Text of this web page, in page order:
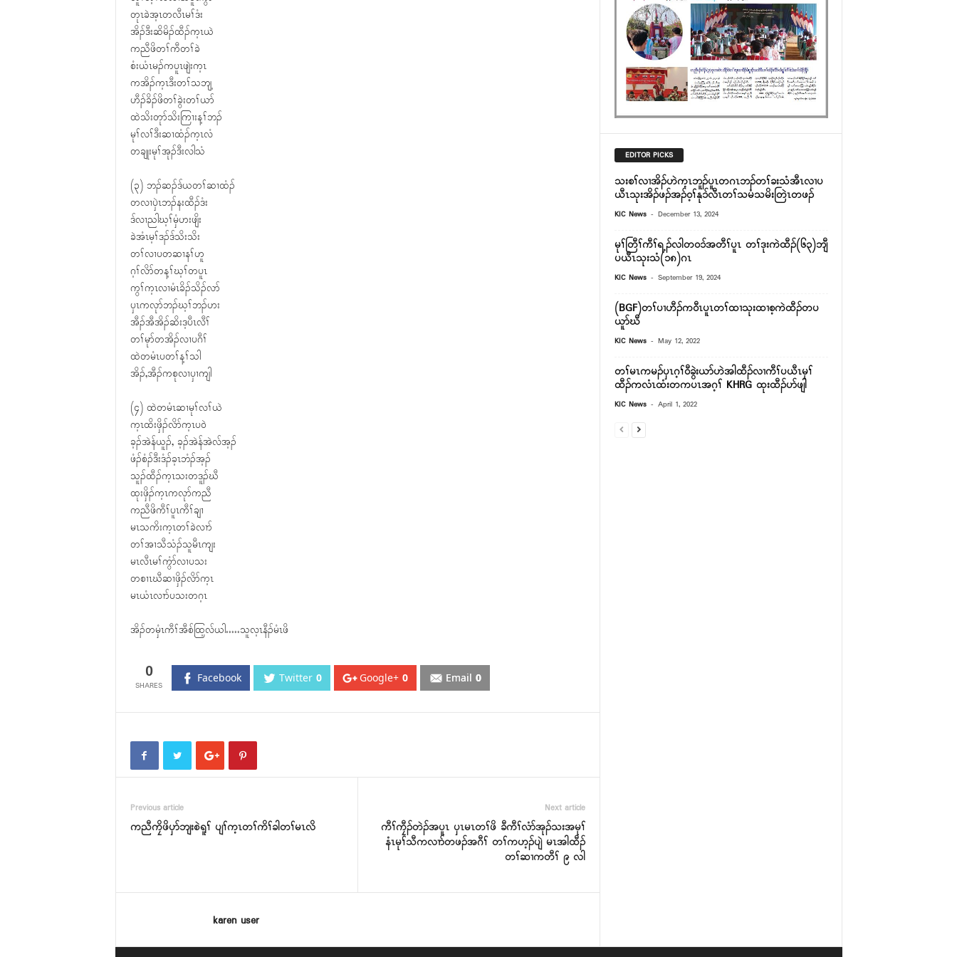
တုၤခဲအ့ၤတလီၤမၢ်ဒံး
အိၣ်ဒီးဆိမိၣ်ထီၣ်က့ၤယဲ
ကညီဖိတၢ်ကီတၢ်ခဲ
စံးယံၤမၣ်ကပူၤဖျဲးက့ၤ
ကအိၣ်က့ၤဒီးတၢ်သဘျ့
ဟီၣ်ခိၣ်ဖိတၢ်ခွဲးတၢ်ယာ်
ထဲသိးတုာ်သိးကြၢးန့ၢ်ဘၣ်
မုၢ်လၢ်ဒီးဆၢထံၣ်က့ၤလံ
တချုးမုၢ်အုၣ်ဒီးလါသံ
(၃) ဘၣ်ဆၣ်ဒ်ယတၢ်ဆၢထံၣ်
တလၢၦဲၤဘၣ်နးထီၣ်ဒံး
ဒ်လၢညါဃ့ၢ်မှံဟးဖျိး
ခဲအံၤမ့ၢ်ဒၣ်ဒ်သိးသိး
တၢ်လၢပတဆၢနၢ်ဟူ
ဂ့ၢ်လိာ်တန့ၢ်ဃ့ၢ်တပူၤ
ကွၢ်က့ၤလၢမံၤခိၣ်သိၣ်လာ်
ၦၤကလုာ်ဘၣ်ဃ့ၢ်ဘၣ်ဟး
အီၣ်အီအိၣ်ဆိးဒ့ပီၤလီၢ်
တၢ်မုာ်တအိၣ်လၢပဂီၢ်
ထဲတမံၤပတၢ်န့ၢ်သါ
အိၣ်,အီၣ်ကစုလၢၦၢကျါ
(၄) ထဲတမံၤဆၢမုၢ်လၢ်ယဲ
က့ၤထိးဖှိၣ်လိာ်က့ၤပ၀ဲ
ခ့ၣ်အဲန်ယူၣ်, ခ့ၣ်အဲန်အဲလ်အ့ၣ်
ဖံၣ်စံၣ်ဒီးဒံၣ်ခ့ၤဘံၣ်အ့ၣ်
သူၣ်ထီၣ်က့ၤသးတဒူၣ်ဃီ
ထုးဖှိၣ်က့ၤကလုာ်ကညီ
ကညီဖိကီၢ်ပူၤကီၢ်ချၢ
မၤသကိးက့ၤတၢ်ခဲလၢာ်
တၢ်အၢသီသံၣ်သူမီၤကျး
မၤလီၤမၢ်ကွံာ်လၢပသး
တစၢၤဃီဆၢဖှိၣ်လိာ်က့ၤ
မၤယံၤလၢာ်ပသးတဂ့ၤ
အိၣ်တမှံၤကီၢ်အီစ်ထြ့လ်ယါႉႉႉႉႉသူလ့ၤနီၣ်မံၤဖိ
0 Facebook Twitter 0 Google+ 0 Email 0
Previous article
ကညီကၠိဖိၦာ်ဘျးစဲရူၢ် ပျၢ်က့ၤတၢ်ကိၢ်ခါတၢ်မၤလိ
Next article
ကီၢ်ကၠီၣ်တဲၣ်အပူၤ ၦၤမၤတၢ်ဖိ ခီကီၢ်လံာ်အုၣ်သးအမုၢ်
နံၤမုၢ်သီကလၢာ်တဖၣ်အဂီၢ် တၢ်ကဟ့ၣ်ပျဲ မၤအါထီၣ်
တၢ်ဆၢကတီၢ် ၉ လါ
karen user
EDITOR PICKS
သးစၢ်လၢအိၣ်ဟဲက့ၤဘူၣ်ပူၤတဂၤဘၣ်တၢ်ခးသံအီၤလၢပ
ယီၤသုးအိၣ်ဖၣ်အၣ်၀့ၢ်နုၥ်လီၤတၢ်သမံသမိးတြဲၤတဖၣ်
KIC News - December 13, 2024
မုၢ်တြီၢ်ကီၢ်ရ့ၣ်လါတဝၥ်အတီၢ်ပူၤ တၢ်ဒုးကဲထီၣ်(၆၃)ဘျီ
ပယီၤသုးသံ(၁၈)ဂၤ
KIC News - September 19, 2024
(BGF)တၢ်ပၢဟီၣ်က၀ီၤပူၤတၢ်ထၢသုးထၢစ့ကဲထီၣ်တပ
ယူာ်ဃီ
KIC News - May 12, 2022
တၢ်မၤကမၣ်ၦၤဂ့ၢ်၀ီခွဲးယာ်ဟဲအါထီၣ်လၢကီၢ်ပယီၤမုၢ်
ထီၣ်ကလံၤထံးတကပၤအဂ့ၢ် KHRG ထုးထီၣ်ပာ်ဖျါ
KIC News - April 1, 2022